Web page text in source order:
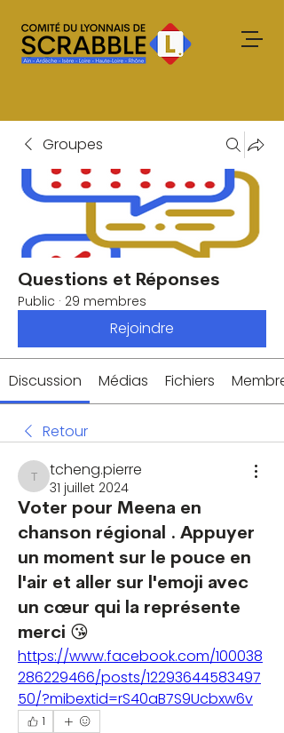
Groupes
Questions et Réponses
Public · 29 membres
Rejoindre
Discussion Médias Fichiers
Retour
tcheng.pierre
tcheng.pierre
31 juillet 2024
Voter pour Meena en
chanson régional . Appuyer
un moment sur le pouce en
l'air et aller sur l'emoji avec
un cœur qui la représente
merci 😘
https://www.facebook.com/100038
286229466/posts/12293644583497
50/?mibextid=rS40aB7S9Ucbxw6v
1